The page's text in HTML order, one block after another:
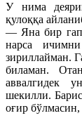
У нима
қулоққа
— Яна бир
нарса
зириллайман.
биламан.
аввалгидек
шекилли.
оғир